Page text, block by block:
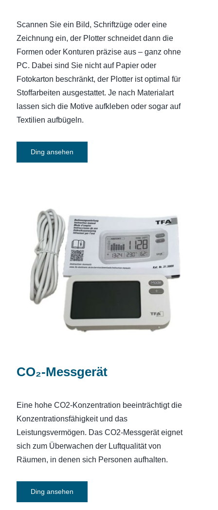
Scannen Sie ein Bild, Schriftzüge oder eine
Zeichnung ein, der Plotter schneidet dann die
Formen oder Konturen präzise aus – ganz ohne
PC. Dabei sind Sie nicht auf Papier oder
Fotokarton beschränkt, der Plotter ist optimal für
Stoffarbeiten ausgestattet. Je nach Materialart
lassen sich die Motive aufkleben oder sogar auf
Textilien aufbügeln.
Ding ansehen
CO₂-Messgerät
CO₂-Messgerät
Eine hohe CO2-Konzentration beeinträchtigt die
Konzentrationsfähigkeit und das
Leistungsvermögen. Das CO2-Messgerät eignet
sich zum Überwachen der Luftqualität von
Räumen, in denen sich Personen aufhalten.
Ding ansehen